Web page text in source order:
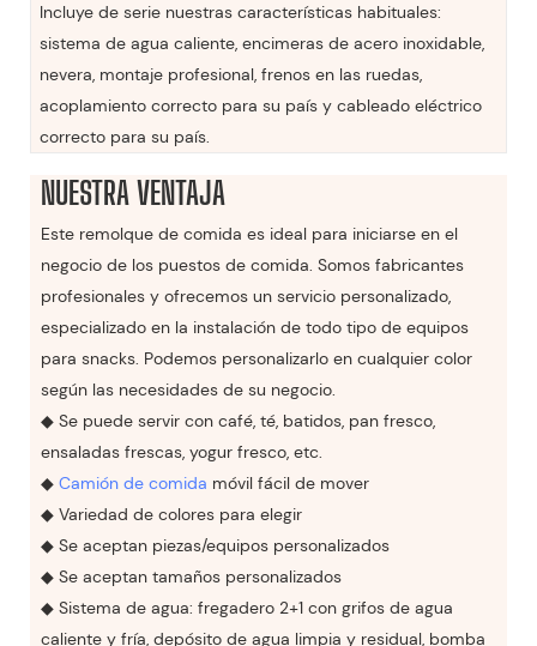
Incluye de serie nuestras características habituales:
sistema de agua caliente, encimeras de acero inoxidable,
nevera, montaje profesional, frenos en las ruedas,
acoplamiento correcto para su país y cableado eléctrico
correcto para su país.
NUESTRA VENTAJA
Este remolque de comida es ideal para iniciarse en el
negocio de los puestos de comida. Somos fabricantes
profesionales y ofrecemos un servicio personalizado,
especializado en la instalación de todo tipo de equipos
para snacks. Podemos personalizarlo en cualquier color
según las necesidades de su negocio.
◆ Se puede servir con café, té, batidos, pan fresco,
ensaladas frescas, yogur fresco, etc.
◆ Camión de comida móvil fácil de mover
◆ Variedad de colores para elegir
◆ Se aceptan piezas/equipos personalizados
◆ Se aceptan tamaños personalizados
◆ Sistema de agua: fregadero 2+1 con grifos de agua
caliente y fría, depósito de agua limpia y residual, bomba